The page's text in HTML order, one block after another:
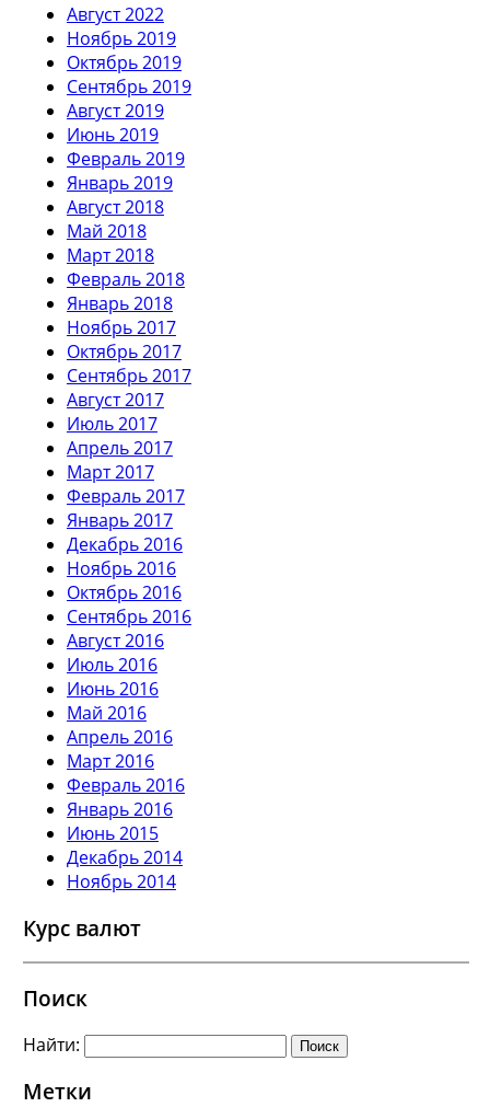
Август 2022
Ноябрь 2019
Октябрь 2019
Сентябрь 2019
Август 2019
Июнь 2019
Февраль 2019
Январь 2019
Август 2018
Май 2018
Март 2018
Февраль 2018
Январь 2018
Ноябрь 2017
Октябрь 2017
Сентябрь 2017
Август 2017
Июль 2017
Апрель 2017
Март 2017
Февраль 2017
Январь 2017
Декабрь 2016
Ноябрь 2016
Октябрь 2016
Сентябрь 2016
Август 2016
Июль 2016
Июнь 2016
Май 2016
Апрель 2016
Март 2016
Февраль 2016
Январь 2016
Июнь 2015
Декабрь 2014
Ноябрь 2014
Курс валют
Поиск
Найти:
Метки